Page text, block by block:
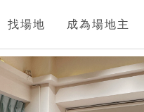
找場地 成為場地主